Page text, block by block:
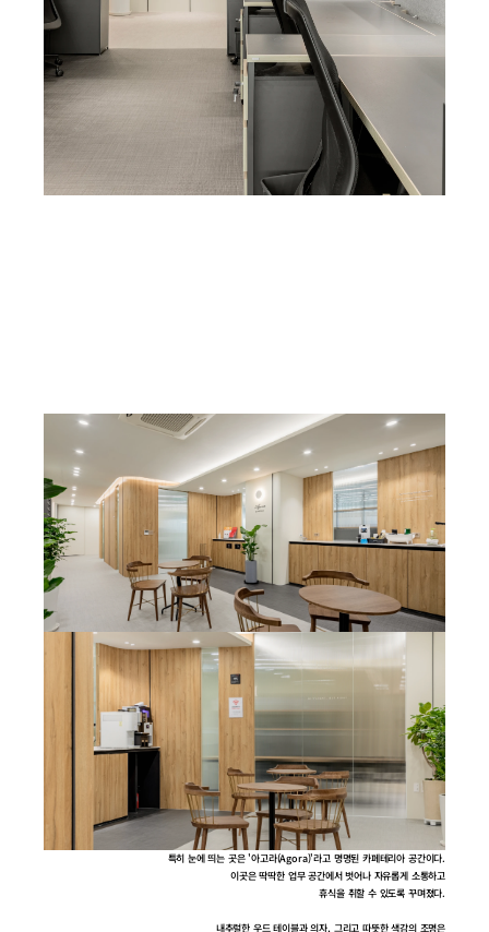
특히 눈에 띄는 곳은 '아고라(Agora)'라고 명명된 카페테리아 공간이다.
이곳은 딱딱한 업무 공간에서 벗어나 자유롭게 소통하고
휴식을 취할 수 있도록 꾸며졌다.
내추럴한 우드 테이블과 의자, 그리고 따뜻한 색감의 조명은